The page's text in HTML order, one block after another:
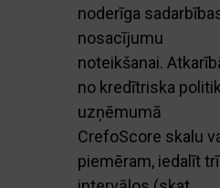
noderīga
nosacījumu
noteikšanai.
no kredītriska
uzņēmumā
CrefoScore skalu
piemēram, iedalīt